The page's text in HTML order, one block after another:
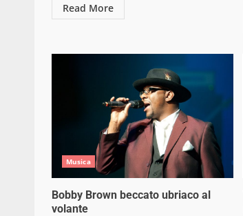
Read More
Musica
Bobby Brown beccato ubriaco al
volante